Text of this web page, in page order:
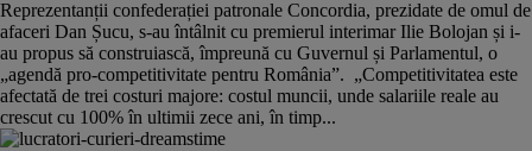
Reprezentanții confederației patronale Concordia, prezidate de omul de
afaceri Dan Șucu, s-au întâlnit cu premierul interimar Ilie Bolojan și i-
au propus să construiască, împreună cu Guvernul și Parlamentul, o
„agendă pro-competitivitate pentru România”. „Competitivitatea este
afectată de trei costuri majore: costul muncii, unde salariile reale au
crescut cu 100% în ultimii zece ani, în timp...